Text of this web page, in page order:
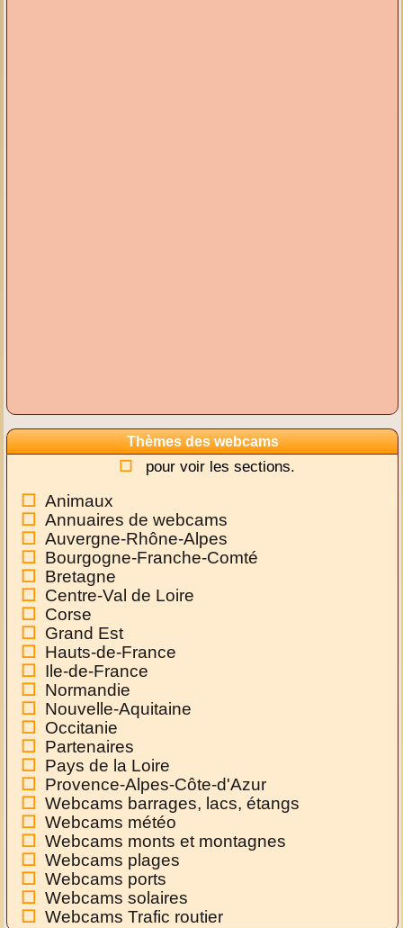
Thèmes des webcams
pour voir les sections.
Animaux
Annuaires de webcams
Auvergne-Rhône-Alpes
Bourgogne-Franche-Comté
Bretagne
Centre-Val de Loire
Corse
Grand Est
Hauts-de-France
Ile-de-France
Normandie
Nouvelle-Aquitaine
Occitanie
Partenaires
Pays de la Loire
Provence-Alpes-Côte-d'Azur
Webcams barrages, lacs, étangs
Webcams météo
Webcams monts et montagnes
Webcams plages
Webcams ports
Webcams solaires
Webcams Trafic routier